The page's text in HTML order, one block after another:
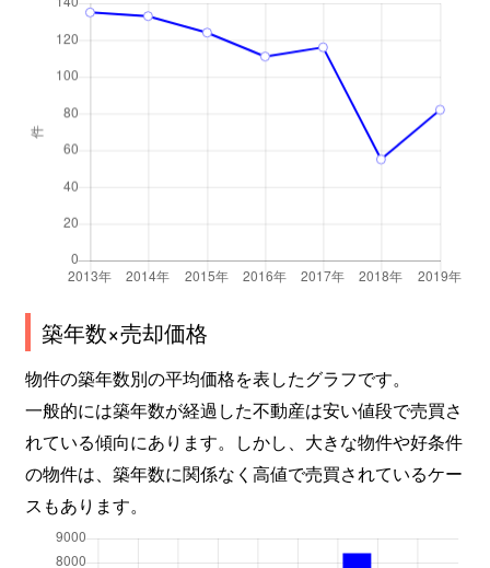
築年数×売却価格
物件の築年数別の平均価格を表したグラフです。
一般的には築年数が経過した不動産は安い値段で売買さ
れている傾向にあります。しかし、大きな物件や好条件
の物件は、築年数に関係なく高値で売買されているケー
スもあります。